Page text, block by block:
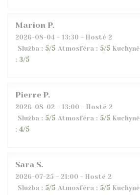
Marion P
2026-08-04 - 13:30 - Hosté 2
Služba : 5/5 Atmosféra : 5/5 Kuchyně
: 3/5
Pierre P
2026-08-02 - 13:00 - Hosté 2
Služba : 5/5 Atmosféra : 5/5 Kuchyně
: 4/5
Sara S
2026-07-25 - 21:00 - Hosté 2
Služba : 5/5 Atmosféra : 5/5 Kuchyně